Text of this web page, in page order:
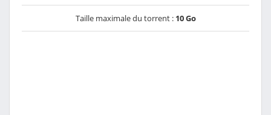
Taille maximale du torrent : 10 Go